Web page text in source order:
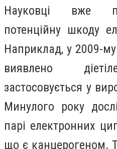
Науковці вже
потенційну шкоду
Наприклад, у 2009-
виявлено
застосовується у
Минулого року
парі електронних
що є канцерогеном.